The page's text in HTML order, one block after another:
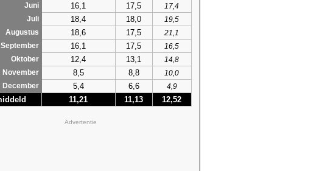
Juni
16,1 17,5
17,4
Juli
18,4 18,0
19,5
Augustus
18,6 17,5
21,1
September
16,1 17,5
16,5
Oktober
12,4 13,1
14,8
November
8,5 8,8
10,0
December
5,4 6,6 4,9
11,21 11,13 12,52
Advertentie